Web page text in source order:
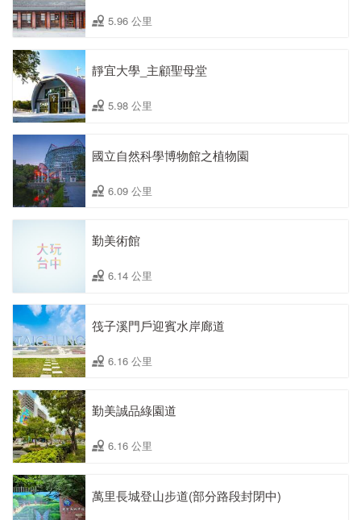
5.96 公里
靜宜大學_主顧聖母堂
5.98 公里
國立自然科學博物館之植物園
6.09 公里
勤美術館
6.14 公里
筏子溪門戶迎賓水岸廊道
6.16 公里
勤美誠品綠園道
6.16 公里
萬里長城登山步道(部分路段封閉中)